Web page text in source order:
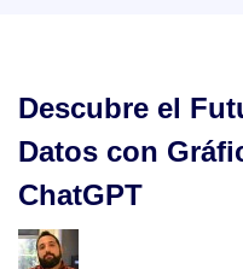
Descubre el
Datos con
ChatGPT